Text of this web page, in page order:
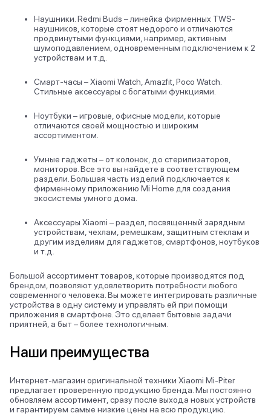
Наушники. Redmi Buds – линейка фирменных TWS-
наушников, которые стоят недорого и отличаются
продвинутыми функциями, например, активным
шумоподавлением, одновременным подключением к 2
устройствам и т.д.
Смарт-часы – Xiaomi Watch, Amazfit, Poco Watch.
Стильные аксессуары с богатыми функциями.
Ноутбуки – игровые, офисные модели, которые
отличаются своей мощностью и широким
ассортиментом.
Умные гаджеты – от колонок, до стерилизаторов,
мониторов. Все это вы найдете в соответствующем
раздели. Большая часть изделий подключается к
фирменному приложению Mi Home для создания
экосистемы умного дома.
Аксессуары Xiaomi – раздел, посвященный зарядным
устройствам, чехлам, ремешкам, защитным стеклам и
другим изделиям для гаджетов, смартфонов, ноутбуков
и т.д.
Большой ассортимент товаров, которые производятся под
брендом, позволяют удовлетворить потребности любого
современного человека. Вы можете интегрировать различные
устройства в одну систему и управлять ей при помощи
приложения в смартфоне. Это сделает бытовые задачи
приятней, а быт – более технологичным.
Наши преимущества
Интернет-магазин оригинальной техники Xiaomi Mi-Piter
предлагает проверенную продукцию бренда. Мы постоянно
обновляем ассортимент, сразу после выхода новых устройств
и гарантируем самые низкие цены на всю продукцию.